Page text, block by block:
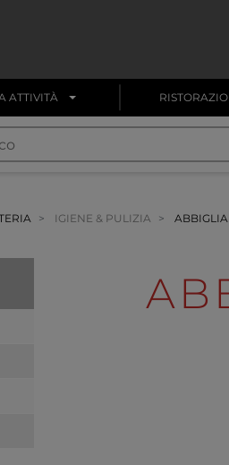
ATTIVITÀ
IGIENE & PULIZIA